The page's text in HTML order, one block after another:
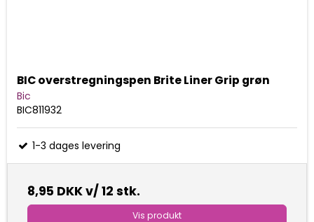
BIC overstregningspen Brite Liner Grip grøn
Bic
BIC811932
1-3 dages levering
8,95 DKKv/ 12 stk.
Vis produkt